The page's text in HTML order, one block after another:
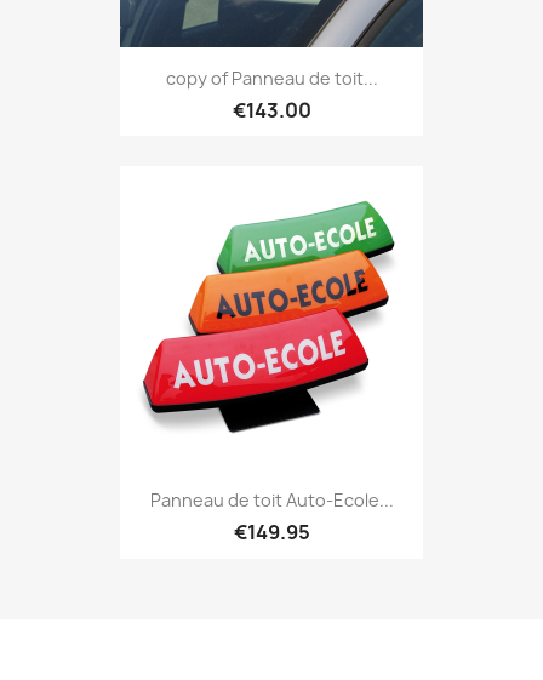
copy of Panneau de toit...
€143.00
Panneau de toit Auto-Ecole...
€149.95